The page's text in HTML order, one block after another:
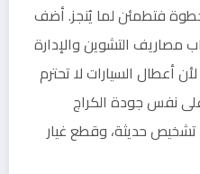
فتطمئن لما يُنجز. أضف
مصاريف التشوين والإدارة
أعطال السيارات لا تحترم
نفس جودة الكراج
حديثة، وقطع غيار